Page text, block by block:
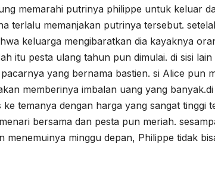
memarahi putrinya philippe untuk keluar
terlalu memanjakan putrinya tersebut.
keluarga mengibaratkan dia kayaknya
itu pesta ulang tahun pun dimulai. di sisi
yang bernama bastien. si Alice pun
memberinya imbalan uang yang
temanya dengan harga yang sangat tinggi
bersama dan pesta pun meriah.
menemuinya minggu depan, Philippe tidak